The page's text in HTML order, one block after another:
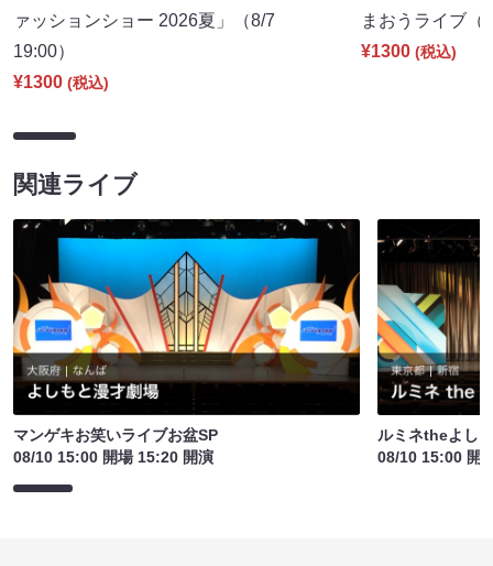
ァッションショー 2026夏」（8/7
19:00）
¥1300 (税込)
まおうライブ
¥1300 (税込)
関連ライブ
マンゲキお笑いライブお盆SP
08/10 15:00 開場 15:20 開演
ルミネtheよし
08/10 15:00 開